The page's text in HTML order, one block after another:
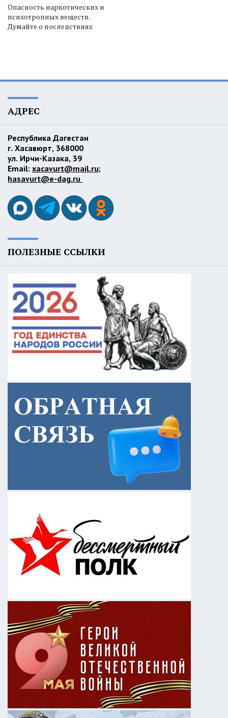
Опасность наркотических и
психотропных веществ.
Думайте о последствиях
АДРЕС
Республика Дагестан
г. Хасавюрт, 368000
ул. Ирчи-Казака, 39
Email: xacavurt@mail.ru;
hasavurt@e-dag.ru
ПОЛЕЗНЫЕ ССЫЛКИ